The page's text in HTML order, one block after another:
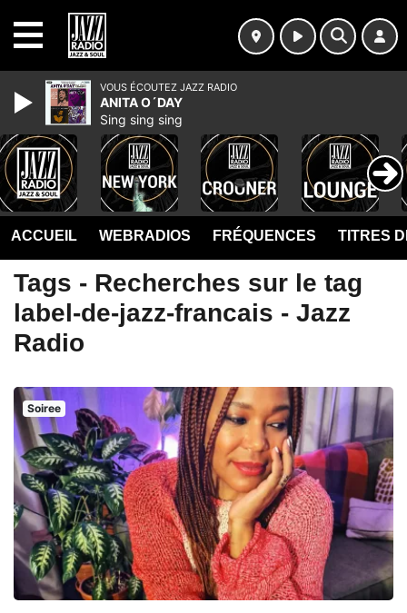
ACCUEIL WEBRADIOS FRÉQUENCES TITRES
Tags - Recherches sur le tag
label-de-jazz-francais - Jazz
Radio
Soiree
VOUS ÉCOUTEZ JAZZ RADIO
ANITA O´DAY
Sing sing sing